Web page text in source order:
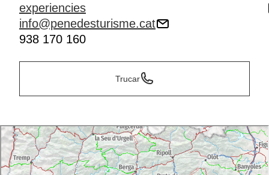
experiencies
info@penedesturisme.cat
938 170 160
Trucar